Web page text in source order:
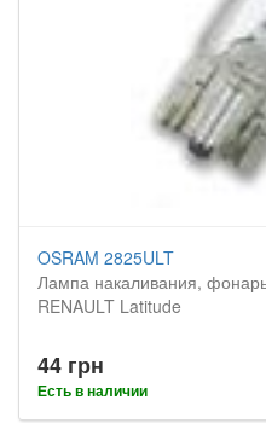
OSRAM 2825ULT
Лампа накаливания,
RENAULT Latitude
44 грн
Есть в наличии